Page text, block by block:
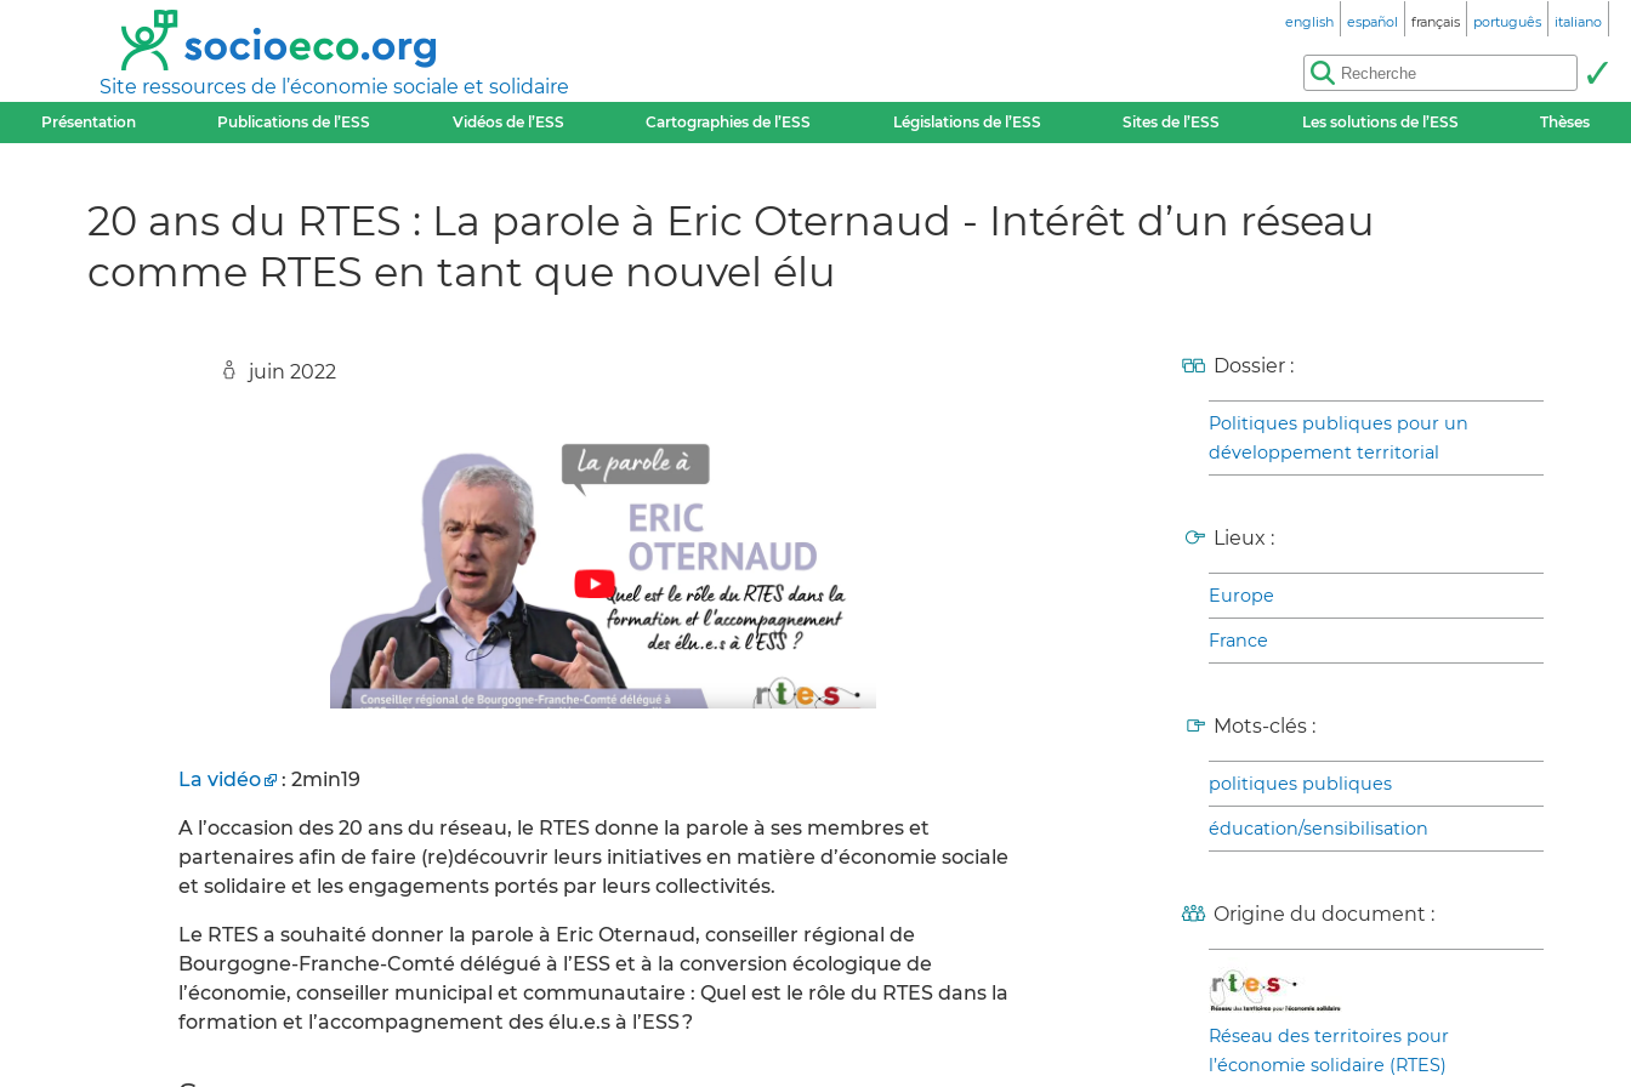
Site ressources de l’économie sociale et solidaire
english español français português italiano
Présentation Publications de l’ESS Vidéos de l’ESS Cartographies de l’ESS Législations de l’ESS Sites de l’ESS Les solutions de l’ESS Thèses
20 ans du RTES : La parole à Eric Oternaud - Intérêt d’un réseau
comme RTES en tant que nouvel élu
juin 2022
La vidéo : 2min19
A l’occasion des 20 ans du réseau, le RTES donne la parole à ses membres et
partenaires afin de faire (re)découvrir leurs initiatives en matière d’économie sociale
et solidaire et les engagements portés par leurs collectivités.
Le RTES a souhaité donner la parole à Eric Oternaud, conseiller régional de
Bourgogne-Franche-Comté délégué à l’ESS et à la conversion écologique de
l’économie, conseiller municipal et communautaire : Quel est le rôle du RTES dans la
formation et l’accompagnement des élu.e.s à l’ESS ?
Dossier :
Politiques publiques pour un
développement territorial
Lieux :
Europe
France
Mots-clés :
politiques publiques
éducation/sensibilisation
Origine du document :
Réseau des territoires pour
l’économie solidaire (RTES)